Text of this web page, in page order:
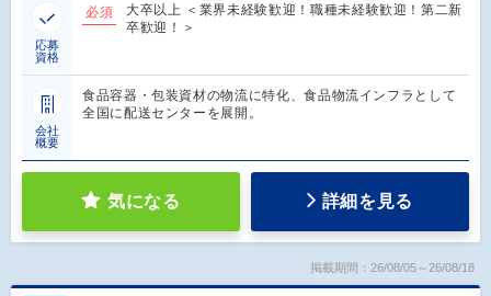
応募
資格
必須
大卒以上 ＜業界未経験歓迎！職種未経験歓迎！第二新
卒歓迎！＞
会社
概要
食品容器・包装資材の物流に特化、食品物流インフラとして
全国に配送センターを展開。
気になる 詳細を見る
掲載期間：26/08/05～26/08/18